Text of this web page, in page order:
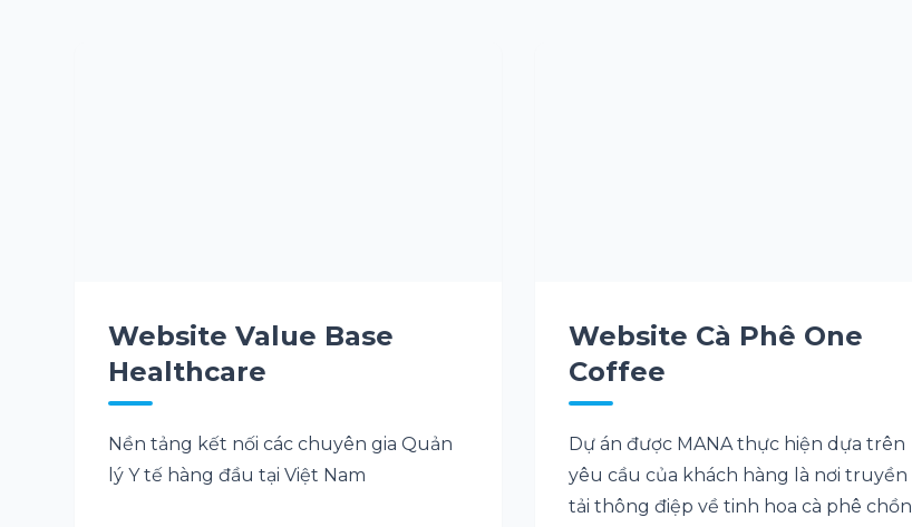
Website Value Base
Healthcare
Nền tảng kết nối các chuyên gia Quản
lý Y tế hàng đầu tại Việt Nam
Website Cà Phê One
Coffee
Dự án được MANA thực hiện dựa trên
yêu cầu của khách hàng là nơi truyền
tải thông điệp về tinh hoa cà phê chồn